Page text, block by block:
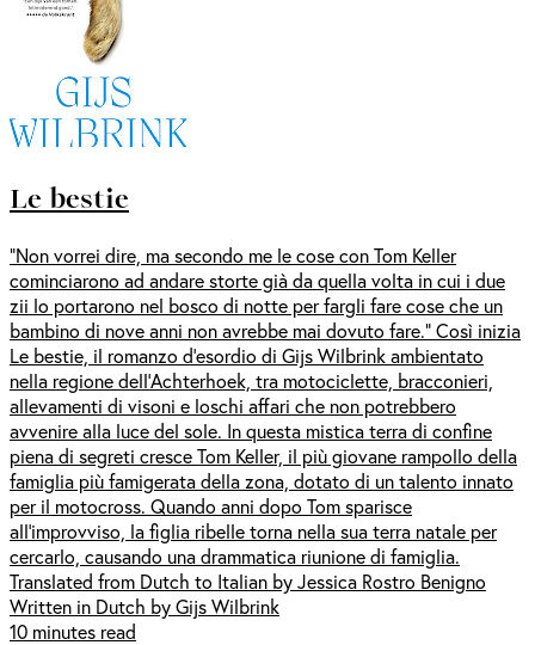
Le bestie
“Non vorrei dire, ma secondo me le cose con Tom Keller
cominciarono ad andare storte già da quella volta in cui i due
zii lo portarono nel bosco di notte per fargli fare cose che un
bambino di nove anni non avrebbe mai dovuto fare.” Così inizia
Le bestie, il romanzo d’esordio di Gijs Wilbrink ambientato
nella regione dell’Achterhoek, tra motociclette, bracconieri,
allevamenti di visoni e loschi affari che non potrebbero
avvenire alla luce del sole. In questa mistica terra di confine
piena di segreti cresce Tom Keller, il più giovane rampollo della
famiglia più famigerata della zona, dotato di un talento innato
per il motocross. Quando anni dopo Tom sparisce
all’improvviso, la figlia ribelle torna nella sua terra natale per
cercarlo, causando una drammatica riunione di famiglia.
Translated from Dutch to Italian by Jessica Rostro Benigno
Written in Dutch by Gijs Wilbrink
10 minutes read